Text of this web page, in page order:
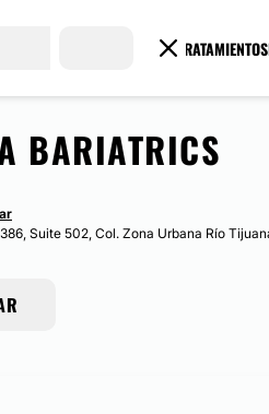
TRATAMIENTOS
BARIATRICS
Suite 502, Col. Zona Urbana Río